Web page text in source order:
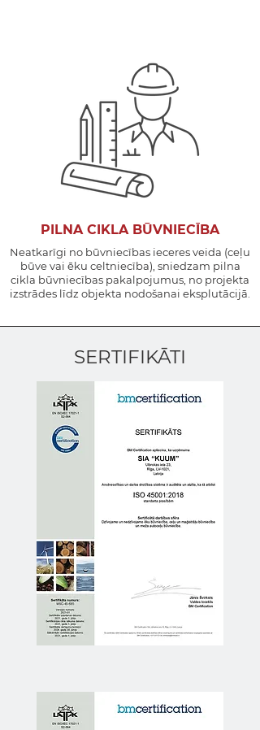
PILNA CIKLA BŪVNIECĪBA
Neatkarīgi no būvniecības ieceres veida (ceļu
būve vai ēku celtniecība), sniedzam pilna
cikla būvniecības pakalpojumus, no projekta
izstrādes līdz objekta nodošanai eksplutācijā.
SERTIFIKĀTI